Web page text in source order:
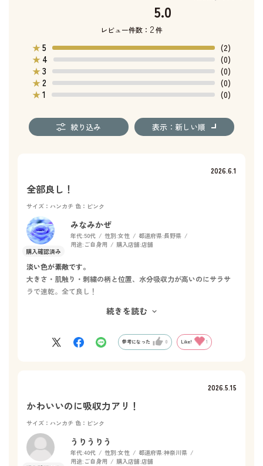
5.0
レビュー件数： 2件
★5
(2)
★ 4
(0)
★3
(0)
★2
(0)
★1 (0)
絞り込み 表示：新しい順
2026.6.1
全部良し！
サイズ：ハンカチ 色：ピンク
みなみかぜ
年代:50代 性別:女性 都道府県:長野県
用途: ご自身用 購入店舗:店舗
淡い色が素敵です。
大きさ・肌触り・刺繍の柄と位置、水分吸収力が高いのにサラサ
ラで速乾。全て良し！
どの店員さんも親身になって一緒に選んでくれます。アドバイス
続きを読む
参考になった 0 Like! 1
2026.5.15
かわいいのに吸収力アリ！
サイズ：ハンカチ 色：ピンク
うりうりう
年代:40代 性別:女性 都道府県:神奈川県
用途: ご自身用 購入店舗:店舗